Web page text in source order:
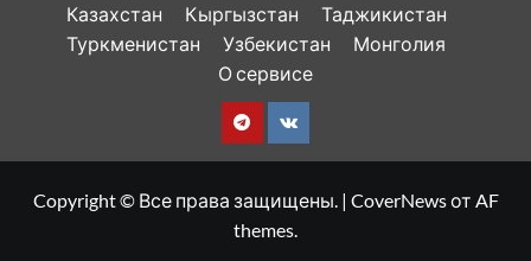
Казахстан Кыргызстан
Таджикистан
Туркменистан
Узбекистан
Монголия
О сервисе
Telegram
VK
Copyright © Все права защищены. | CoverNewsот AF
themes.